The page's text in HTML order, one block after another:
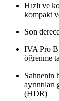
Hızlı ve
kompakt
Son
IVA Pro
öğrenme
Sahnenin
(HDR)